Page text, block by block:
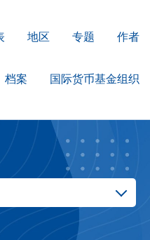
地区 专题 作者
档案 国际货币基金组织